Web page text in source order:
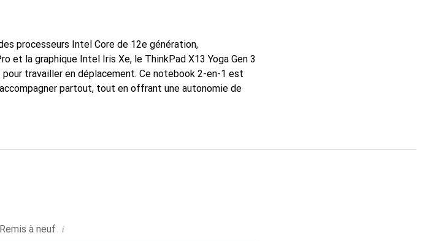
processeurs Intel Core de 12e génération,
et la graphique Intel Iris Xe, le ThinkPad X13 Yoga Gen 3
travailler en déplacement. Ce notebook 2-en-1 est
partout, tout en offrant une autonomie de
Remis à neuf i